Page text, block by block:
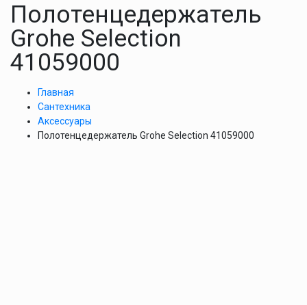
Полотенцедержатель
Grohe Selection
41059000
Главная
Сантехника
Аксессуары
Полотенцедержатель Grohe Selection 41059000